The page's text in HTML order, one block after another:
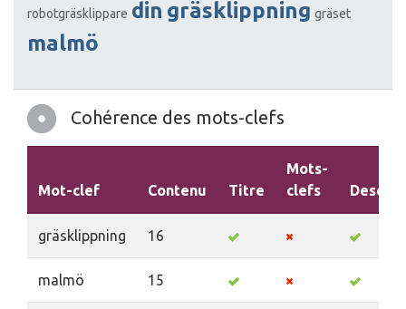
robotgräsklippare din gräsklippning gräset
malmö
Cohérence des mots-clefs
Mot-clef Contenu Titre
Mots-
clefs
gräsklippning 16
malmö 15